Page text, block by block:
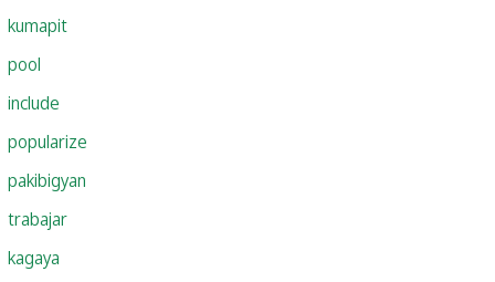
kumapit
pool
include
popularize
pakibigyan
trabajar
kagaya